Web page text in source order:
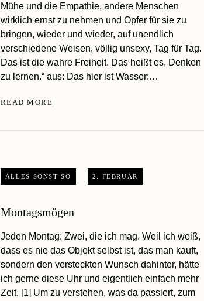
Mühe und die Empathie, andere Menschen
wirklich ernst zu nehmen und Opfer für sie zu
bringen, wieder und wieder, auf unendlich
verschiedene Weisen, völlig unsexy, Tag für Tag.
Das ist die wahre Freiheit. Das heißt es, Denken
zu lernen.“ aus: Das hier ist Wasser:…
READ MORE
2. FEBRUAR
ALLES SONST SO
Montagsmögen
Jeden Montag: Zwei, die ich mag. Weil ich weiß,
dass es nie das Objekt selbst ist, das man kauft,
sondern den versteckten Wunsch dahinter, hätte
ich gerne diese Uhr und eigentlich einfach mehr
Zeit. [1] Um zu verstehen, was da passiert, zum